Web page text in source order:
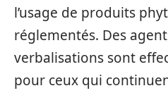
l’usage de produits
réglementés. Des
verbalisations sont
pour ceux qui